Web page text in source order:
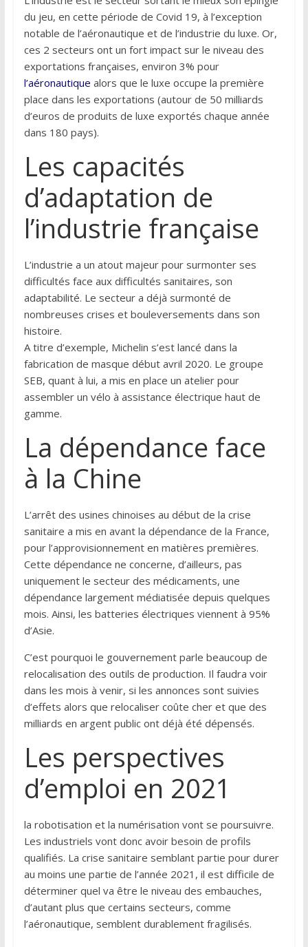
du jeu, en cette période de Covid 19, à l’exception
notable de l’aéronautique et de l’industrie du luxe. Or,
ces 2 secteurs ont un fort impact sur le niveau des
exportations françaises, environ 3% pour
l’aéronautique alors que le luxe occupe la première
place dans les exportations (autour de 50 milliards
d’euros de produits de luxe exportés chaque année
dans 180 pays).
Les capacités
d’adaptation de
l’industrie française
L’industrie a un atout majeur pour surmonter ses
difficultés face aux difficultés sanitaires, son
adaptabilité. Le secteur a déjà surmonté de
nombreuses crises et bouleversements dans son
histoire.
A titre d’exemple, Michelin s’est lancé dans la
fabrication de masque début avril 2020. Le groupe
SEB, quant à lui, a mis en place un atelier pour
assembler un vélo à assistance électrique haut de
gamme.
La dépendance face
à la Chine
L’arrêt des usines chinoises au début de la crise
sanitaire a mis en avant la dépendance de la France,
pour l’approvisionnement en matières premières.
Cette dépendance ne concerne, d’ailleurs, pas
uniquement le secteur des médicaments, une
dépendance largement médiatisée depuis quelques
mois. Ainsi, les batteries électriques viennent à 95%
d’Asie.
C’est pourquoi le gouvernement parle beaucoup de
relocalisation des outils de production. Il faudra voir
dans les mois à venir, si les annonces sont suivies
d’effets alors que relocaliser coûte cher et que des
milliards en argent public ont déjà été dépensés.
Les perspectives
d’emploi en 2021
la robotisation et la numérisation vont se poursuivre.
Les industriels vont donc avoir besoin de profils
qualifiés. La crise sanitaire semblant partie pour durer
au moins une partie de l’année 2021, il est difficile de
déterminer quel va être le niveau des embauches,
d’autant plus que certains secteurs, comme
l’aéronautique, semblent durablement fragilisés.